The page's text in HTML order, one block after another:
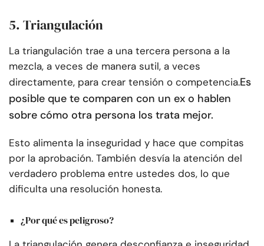
5. Triangulación
La triangulación trae a una tercera persona a la
mezcla, a veces de manera sutil, a veces
directamente, para crear tensión o competencia.Es
posible que te comparen con un ex o hablen
sobre cómo otra persona los trata mejor.
Esto alimenta la inseguridad y hace que compitas
por la aprobación. También desvía la atención del
verdadero problema entre ustedes dos, lo que
dificulta una resolución honesta.
¿Por qué es peligroso?